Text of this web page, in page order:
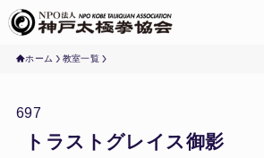
ホーム 教室一覧
697
トラストグレイス御影